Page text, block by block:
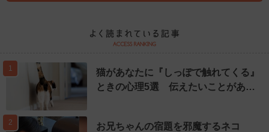
1
猫があなたに『しっぽで触れてくる』
ときの心理5選 伝えたいことがあ…
2
お兄ちゃんの宿題を邪魔するネコ